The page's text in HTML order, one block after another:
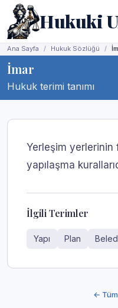
Hukuki
Ana Sayfa Hukuk Sözlüğü
İmar
Hukuk terimi tanımı
Yerleşim yerlerinin
yapılaşma
İlgili Terimler
Yapı Plan
←